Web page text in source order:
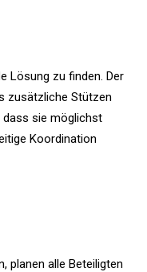
Lösung zu finden. Der
zusätzliche Stützen
dass sie möglichst
Koordination
planen alle Beteiligten